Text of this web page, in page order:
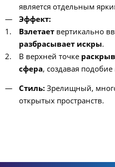
является отдельным
Эффект:
Взлетаетвертикально
разбрасывает искры.
В верхней точке
сфера, создавая
Стиль:Зрелищный,
открытых пространств.